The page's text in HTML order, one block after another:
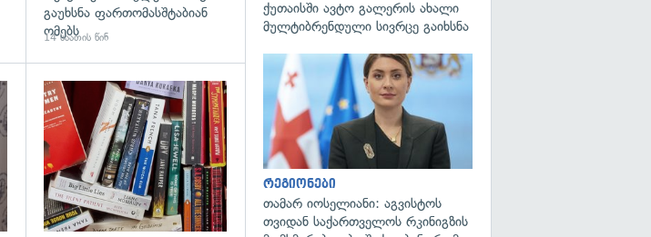
გაუხსნა ფართომასშტაბიან
ომებს
14 საათის წინ
გადახედვა გადახედვა
ქუთაისში ავტო გალერის ახალი
მულტიბრენდული სივრცე გაიხსნა
რეგიონები
თამარ იოსელიანი: აგვისტოს
თვიდან საქართველოს რკინიგზის